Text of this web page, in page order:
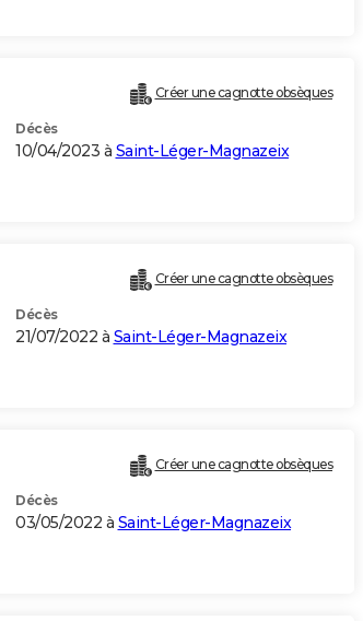
Créer une cagnotte obsèques
Décès
10/04/2023 à Saint-Léger-Magnazeix
Créer une cagnotte obsèques
Décès
21/07/2022 à Saint-Léger-Magnazeix
Créer une cagnotte obsèques
Décès
03/05/2022 à Saint-Léger-Magnazeix